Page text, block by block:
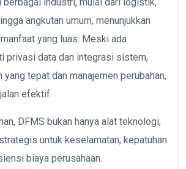
angkutan umum, menunjukkan
yang luas. Meski ada
privasi data dan integrasi sistem,
yang tepat dan manajemen perubahan,
efektif.
DFMS bukan hanya alat teknologi,
untuk keselamatan, kepatuhan
biaya perusahaan.